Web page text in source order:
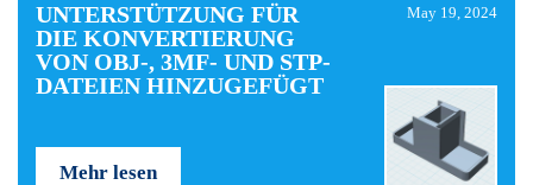
UNTERSTÜTZUNG FÜR
DIE KONVERTIERUNG
VON OBJ-, 3MF- UND STP-
DATEIEN HINZUGEFÜGT
May 19, 2024
Mehr lesen